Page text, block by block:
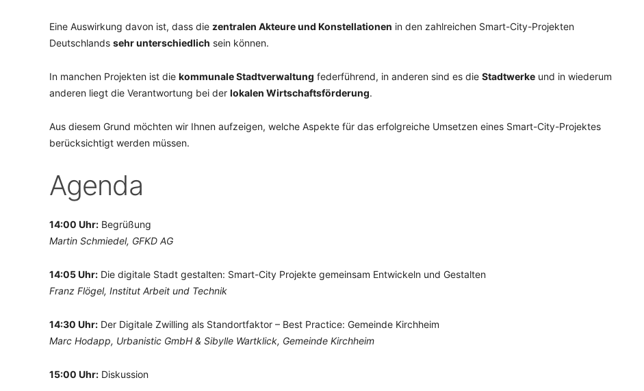
Eine Auswirkung davon ist, dass die zentralen Akteure und Konstellationen in den zahlreichen Smart-City-Projekten
Deutschlands sehr unterschiedlich sein können.
In manchen Projekten ist die kommunale Stadtverwaltung federführend, in anderen sind es die Stadtwerke und in wiederum
anderen liegt die Verantwortung bei der lokalen Wirtschaftsförderung.
Aus diesem Grund möchten wir Ihnen aufzeigen, welche Aspekte für das erfolgreiche Umsetzen eines Smart-City-Projektes
berücksichtigt werden müssen.
Agenda
14:00 Uhr: Begrüßung
Martin Schmiedel, GFKD AG
14:05 Uhr: Die digitale Stadt gestalten: Smart-City Projekte gemeinsam Entwickeln und Gestalten
Franz Flögel, Institut Arbeit und Technik
14:30 Uhr: Der Digitale Zwilling als Standortfaktor – Best Practice: Gemeinde Kirchheim
Marc Hodapp, Urbanistic GmbH & Sibylle Wartklick, Gemeinde Kirchheim
15:00 Uhr: Diskussion